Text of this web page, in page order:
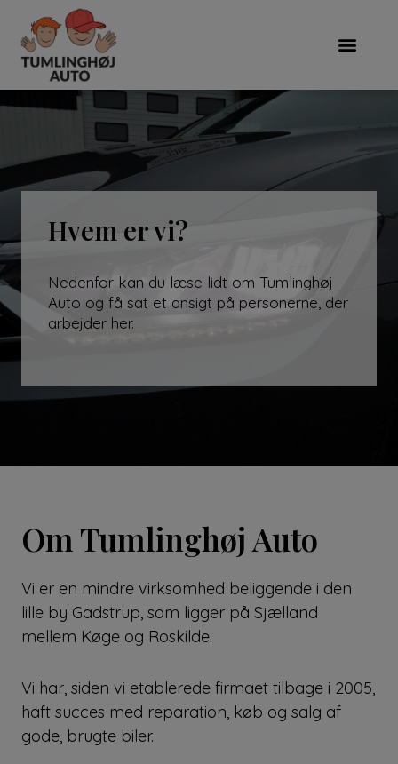
Hvem er vi?
Nedenfor kan du læse lidt om Tumlinghøj
Auto og få sat et ansigt på personerne, der
arbejder her.
Om Tumlinghøj Auto
Vi er en mindre virksomhed beliggende i den
lille by Gadstrup, som ligger på Sjælland
mellem Køge og Roskilde.
Vi har, siden vi etablerede firmaet tilbage i 2005,
haft succes med reparation, køb og salg af
gode, brugte biler.